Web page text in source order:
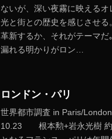
ないが、深い夜霧に映えるオ
光と街との歴史を感じさせる
革新するか、それがテーマだ
漏れる明かりがロン…
ロンドン・パリ
世界都市調査 in Paris/
10.23 根本勲+岩永光樹 約